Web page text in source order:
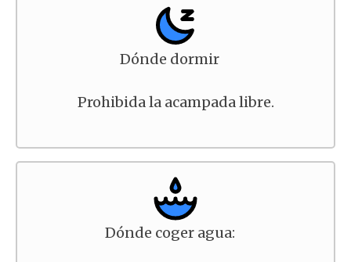
Dónde dormir
Prohibida la acampada libre.
Dónde coger agua: